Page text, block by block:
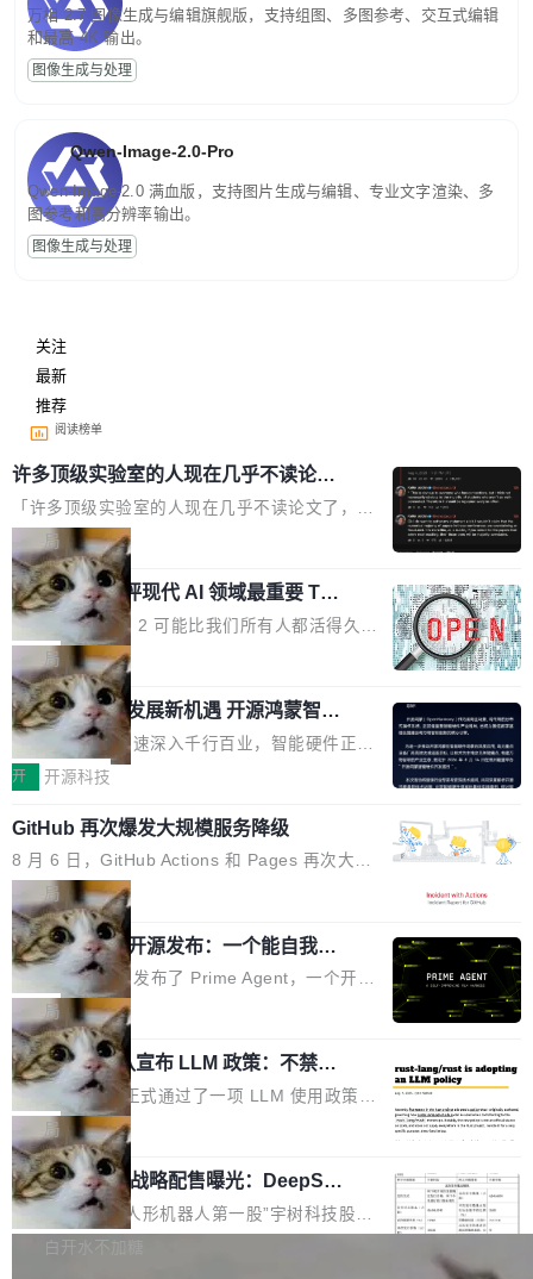
万相 2.7 图像生成与编辑旗舰版，支持组图、多图参考、交互式编辑
和最高 4K 输出。
图像生成与处理
Qwen-Image-2.0-Pro
Qwen-Image-2.0 满血版，支持图片生成与编辑、专业文字渲染、多
图参考和高分辨率输出。
图像生成与处理
关注
最新
推荐
阅读榜单
许多顶级实验室的人现在几乎不读论文
了
「许多顶级实验室的人现在几乎不读论文了，而
且他们认为 ICLR/ICML/NeurIPS 充斥着大量过
度宣传和欺诈。」 OpenAI 研究员 Keller Jorda
n 这条推文引发了广泛讨论。他不是在说风凉
话，他是说出了一个圈内人尽皆知但很少公开捅
破的事实。 Jordan 随后补充了一句软化声明：
「我不认为这些会议上大部分论文都在过度宣传
或造假。问题是，作为读者，如果你筛选出那些
看起来最令人兴奋的论文，那它们大部分都是过
度宣传的。」 这才是真正的痛点。不是所有论文
都有问题，是最吸引眼球的那批论文最有问题。
他引用的帖子来自 Mathew Shen，一位 ICLR 2
026 的读者：「看了篇 ...
局
xAI 前工程师评现代 AI 领域最重要 Top
3 开源项目
Flash Attention 2 可能比我们所有人都活得久。
这句话不是来自某个技术博客，而是出自 Hieu
Pham 的一条推文。Hieu Pham 是谁？他是 xAI
的早期工程师之一，在 Grok 训练基础设施团队
工作过。近日他在 X 上发了一条帖子，列出了他
认为现代 AI 领域最重要的三个开源项目。 第一
个名字毫无悬念：Flash Attention 2。 Hieu 的
理由很具体。FA 系列不需要解释，但 FA2 是他
认为最重要的一个——复杂度恰到好处，刚好能
驱动你去学 CuTe，但还没被那些"邪恶的" Hopp
er++ 优化所淹没，足够容易修改和适配。 更关
键的是 FA2 的持久性...
局
共商智能硬件发展新机遇 开源鸿蒙智能
硬件开发者日杭州站即将举行
随着万物智联加速深入千行百业，智能硬件正从
单点设备迈向智能化、网联化、协同化发展。作
鸿蒙通过统一技术底座和分布式能力，为不同类
型智能设备的开发、连接与互联提供关键支撑，
也为产业链企业探索产品创新与商业增长打开新
的空间。 8月14日，开源鸿蒙智能硬件开发者日
（OHDD：OpenHarmony Hardware Develope
r Day）将在杭州启航。活动面向智能硬件产业
链企业和开发者，邀请行业专家与资深技术顾
问，围绕开源鸿蒙技术能力、设备适配、芯片适
配、功耗与稳定性调优、兼容性测评及统一互联
等内容展开系统讲解和实战交流，帮助企业进一
步了解开源鸿蒙在智能...
开 开源科技
GitHub 再次爆发大规模服务降级
8 月 6 日，GitHub Actions 和 Pages 再次大规
模服务降级，Actions 完全不可用超过 5 小时，
webhook 停发，连自托管 runner 也因调度层故
障无法工作。Pages、Copilot code review、C
opilot coding agent 全部受影响。从检测到完全
恢复，大约 12 小时。 这是 2026 年 8 月的第六
起事故，其中四起与 AI/Copilot 服务相关。 Git
Hub 员工 kdaigle 在 HN 讨论中贴出了一组数
据：2025 年全年 10 亿次 commit。现在，每周
2.75 亿次，全年预计 140 亿次。GitHub...
局
Prime Agent 开源发布：一个能自我改
进的编程 Agent，ARC-AGI 3 超越人类
专家基线
Prime Intellect 发布了 Prime Agent，一个开源
的编程 Agent Harness，核心设计围绕两个抽
象：Recursive Language Model（RLM）和 C
ontinual Harness。在 ARC-AGI 3 基准测试
上，Prime Agent + Opus 5 的组合达到了 95.
5% RHAE Best@1，超过了 ARC 报告的人类专
家基线 95.4%。 不是又一个 coding agent 包装
器 Prime Agent 的架构和市面上大多数 coding
agent 有本质区别。大多数 agent harness 的设
计是基于早期模型的能力—...
局
Rust 项目团队宣布 LLM 政策：不禁
止，但你要承认哪些代码不是你写的
Rust 语言项目正式通过了一项 LLM 使用政策，
覆盖 rust-lang/rust 单一仓库的代码贡献。这不
是项目级别的官方立场，目前由五个团队采纳，
但它可能是主流开源项目中关于 AI 辅助贡献最
细致的一份规则。 政策的核心只有一句话：LLM
可以用来分析、提炼、审阅、建议，但不能用来
局
宇树科技 IPO 战略配售曝光：DeepSe
ek 获配 93.3 万股，锁定 36 个月
8月6日晚间，“人形机器人第一股”宇树科技股份
有限公司披露IPO发行价格及战略配售结果，杭
白开水不加糖